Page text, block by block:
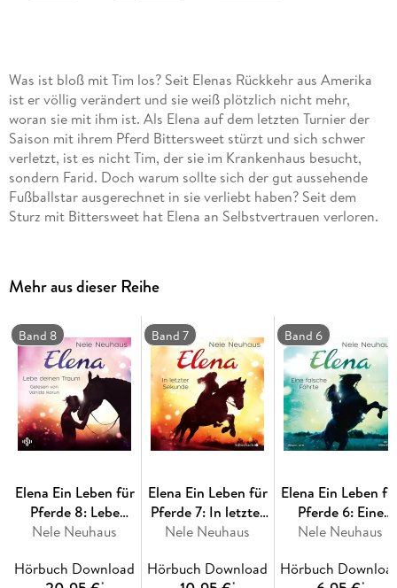
Was ist bloß mit Tim los? Seit Elenas Rückkehr aus Amerika
ist er völlig verändert und sie weiß plötzlich nicht mehr,
woran sie mit ihm ist. Als Elena auf dem letzten Turnier der
Saison mit ihrem Pferd Bittersweet stürzt und sich schwer
verletzt, ist es nicht Tim, der sie im Krankenhaus besucht,
sondern Farid. Doch warum sollte sich der gut aussehende
Fußballstar ausgerechnet in sie verliebt haben? Seit dem
Sturz mit Bittersweet hat Elena an Selbstvertrauen verloren.
verschwindet, hat Elena keine Wahl und macht sich auf zu
einem Ritt auf Leben und Tod.
Mehr aus dieser Reihe
Band 8
Elena Ein Leben für
Pferde 8: Lebe
deinen Traum
Nele Neuhaus
Hörbuch Download
*
Band 7
Elena Ein Leben für
Pferde 7: In letzter
Sekunde
Nele Neuhaus
Hörbuch Download
*
Band 6
Elena Ein Leben
Pferde 6: Eine
falsche Fährte
Nele Neuhaus
Hörbuch
*